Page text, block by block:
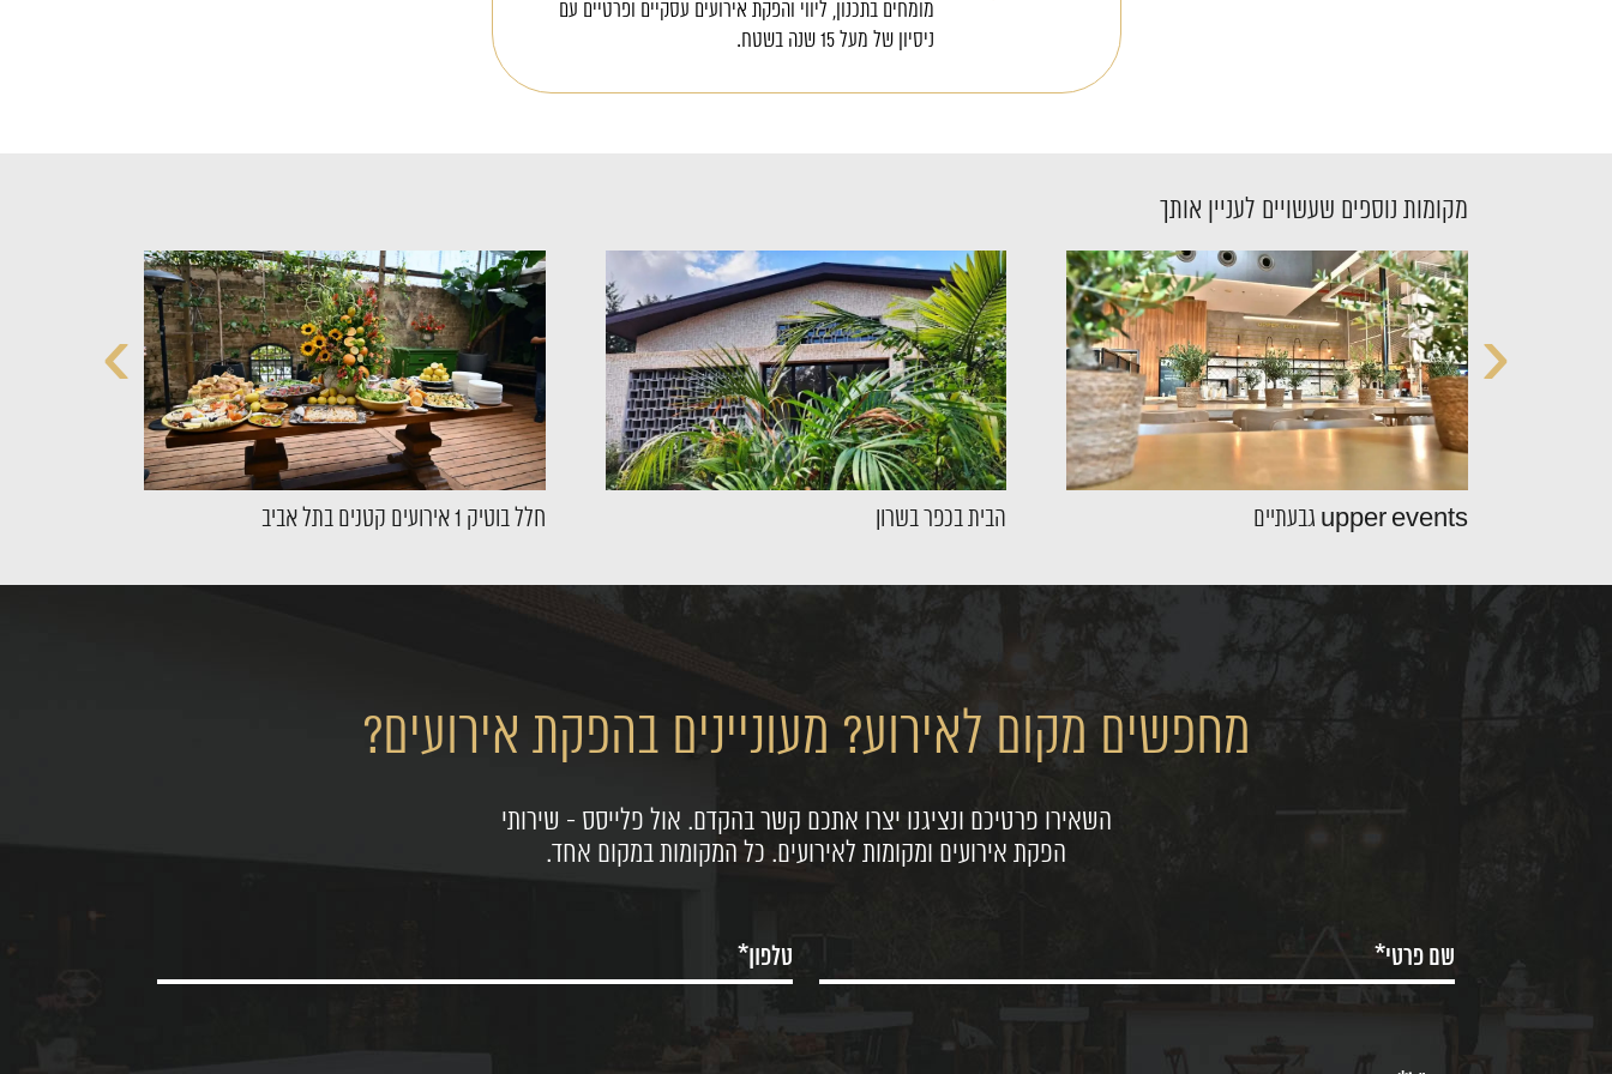
מומחים בתכנון, ליווי והפקת אירועים עסקיים ופרטיים עם
ניסיון של מעל 15 שנה בשטח.
מקומות נוספים שעשויים לעניין אותך
חלל בוטיק 1 אירועים קטנים בתל אביב הבית בכפר בשרון upper events גבעתיים
‹
›
מחפשים מקום לאירוע? מעוניינים בהפקת אירועים?
השאירו פרטיכם ונציגנו יצרו אתכם קשר בהקדם. אול פלייסס - שירותי
הפקת אירועים ומקומות לאירועים. כל המקומות במקום אחד.